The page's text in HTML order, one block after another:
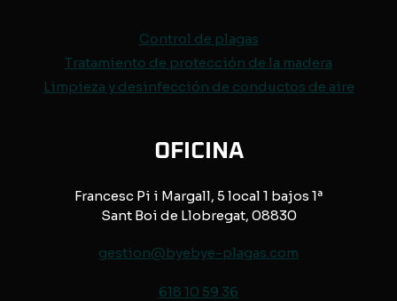
Control de plagas
Tratamiento de protección de la madera
Limpieza y desinfección de conductos de aire
OFICINA
Francesc Pi i Margall, 5 local 1 bajos 1ª
Sant Boi de Llobregat, 08830
gestion@byebye-plagas.com
618 10 59 36